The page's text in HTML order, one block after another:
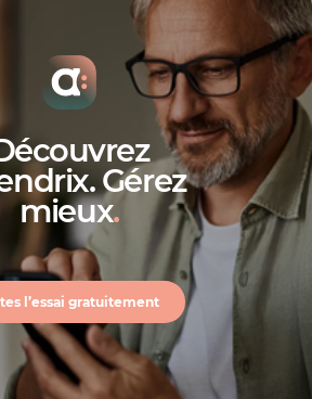
pour la gestion de
modèles
de restaurant
coûts du travail
formulaire
des salariés
Gérez
mieux.
l’essai gratuitement